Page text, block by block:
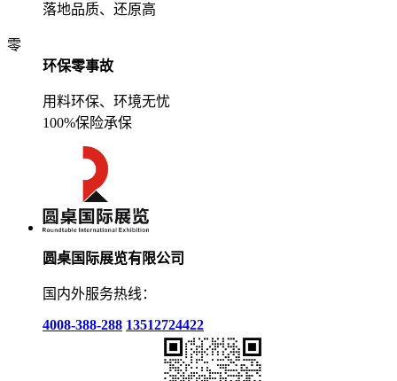
落地品质、还原高
零
环保零事故
用料环保、环境无忧
100%保险承保
圆桌国际展览有限公司
国内外服务热线：
4008-388-288 13512724422